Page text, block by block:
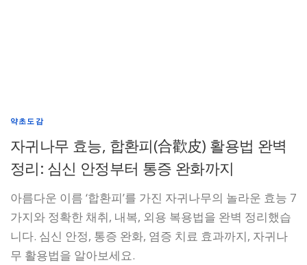
약초도감
자귀나무 효능, 합환피(合歡皮) 활용법 완벽
정리: 심신 안정부터 통증 완화까지
아름다운 이름 ‘합환피’를 가진 자귀나무의 놀라운 효능 7
가지와 정확한 채취, 내복, 외용 복용법을 완벽 정리했습
니다. 심신 안정, 통증 완화, 염증 치료 효과까지, 자귀나
무 활용법을 알아보세요.